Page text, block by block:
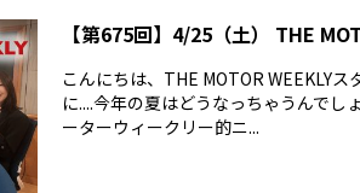
【第675回】4/25（土） THE
こんにちは、THE MOTOR WEEKLY
に....今年の夏はどうなっちゃうんで
ーターウィークリー的ニ...